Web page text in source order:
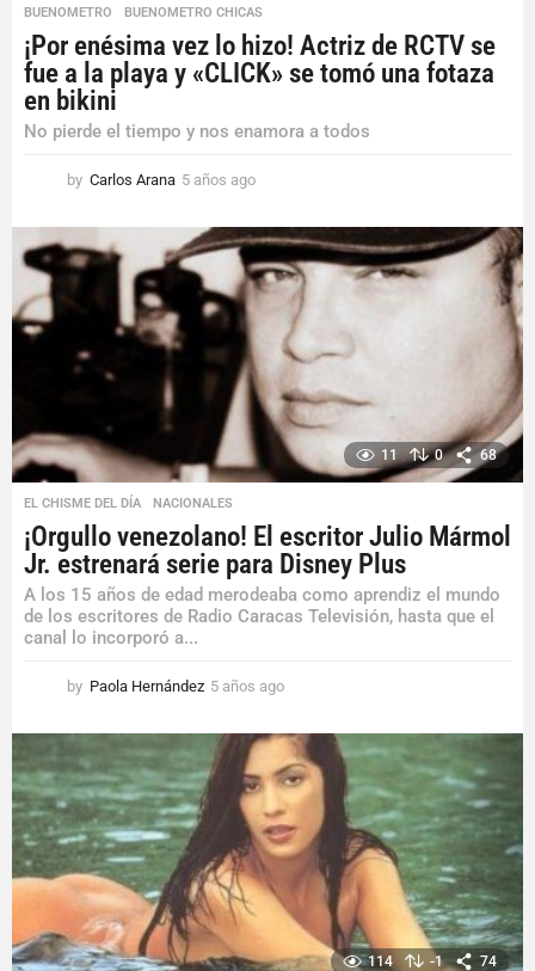
BUENOMETRO ,BUENOMETRO CHICAS
¡Por enésima vez lo hizo! Actriz de RCTV se
fue a la playa y «CLICK» se tomó una fotaza
en bikini
No pierde el tiempo y nos enamora a todos
by Carlos Arana 5 años ago
ñ
o
s
a
11 0 68
EL CHISME DEL DÍA ,NACIONALES
¡Orgullo venezolano! El escritor Julio Mármol
Jr. estrenará serie para Disney Plus
A los 15 años de edad merodeaba como aprendiz el mundo
de los escritores de Radio Caracas Televisión, hasta que el
canal lo incorporó a...
by Paola Hernández 5 años ago
ñ
o
s
a
g
o
114 -1 74